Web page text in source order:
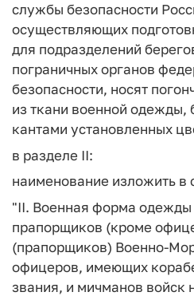
службы безопасности
осуществляющих
для подразделений
пограничных органов
безопасности, носят
из ткани военной одежды,
кантами установленных
в разделе II:
наименование изложить
"II. Военная форма
прапорщиков (кроме
(прапорщиков) Военно-
офицеров, имеющих
звания, и мичманов войск